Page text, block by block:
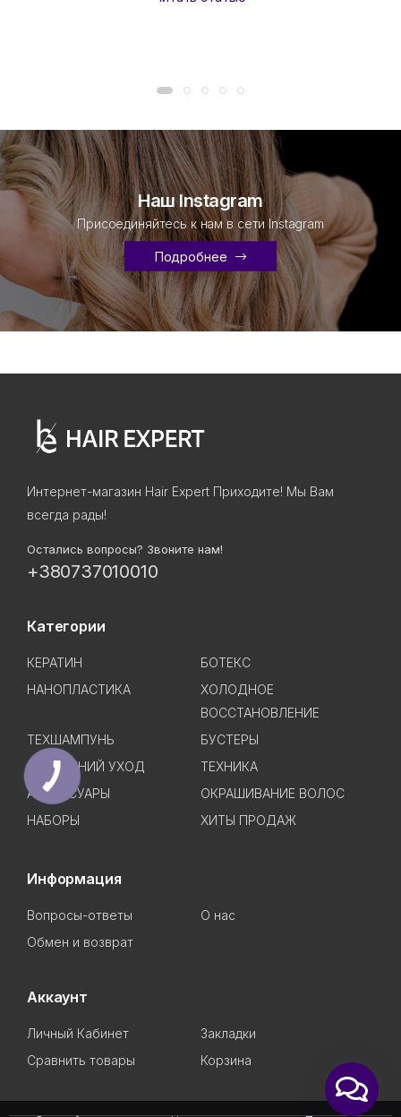
Наш Instagram
Присоединяйтесь к нам в сети Instagram
Подробнее
Интернет-магазин Hair Expert Приходите! Мы Вам
всегда рады!
Остались вопросы? Звоните нам!
+380737010010
Категории
КЕРАТИН
БОТЕКС
НАНОПЛАСТИКА
ХОЛОДНОЕ
ВОССТАНОВЛЕНИЕ
ТЕХШАМПУНЬ
БУСТЕРЫ
ДОМАШНИЙ УХОД
ТЕХНИКА
АКСЕССУАРЫ
ОКРАШИВАНИЕ ВОЛОС
НАБОРЫ
ХИТЫ ПРОДАЖ
Информация
Вопросы-ответы
О нас
Обмен и возврат
Аккаунт
Личный Кабинет
Закладки
Сравнить товары
Корзина